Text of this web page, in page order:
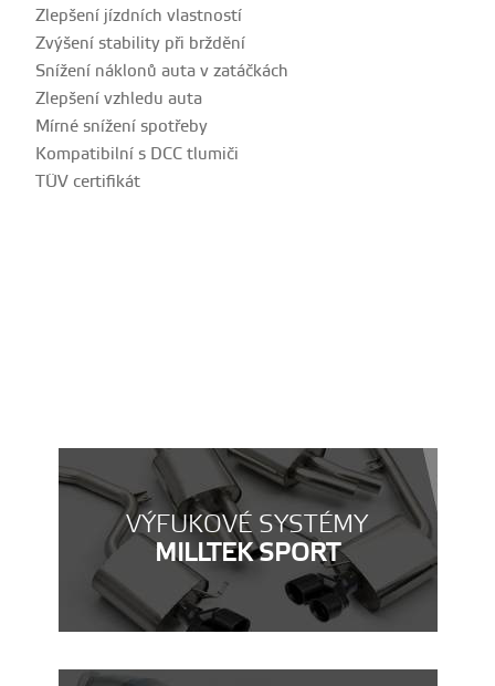
Zlepšení jízdních vlastností
Zvýšení stability při brždění
Snížení náklonů auta v zatáčkách
Zlepšení vzhledu auta
Mírné snížení spotřeby
Kompatibilní s DCC tlumiči
TÜV certifikát
VÝFUKOVÉ SYSTÉMY
MILLTEK SPORT